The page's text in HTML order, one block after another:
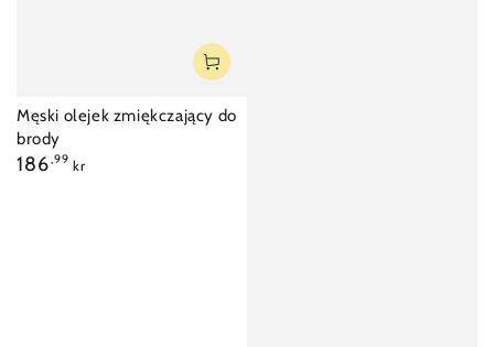
Męski olejek zmiękczający do
brody
Cena
186,99 kr